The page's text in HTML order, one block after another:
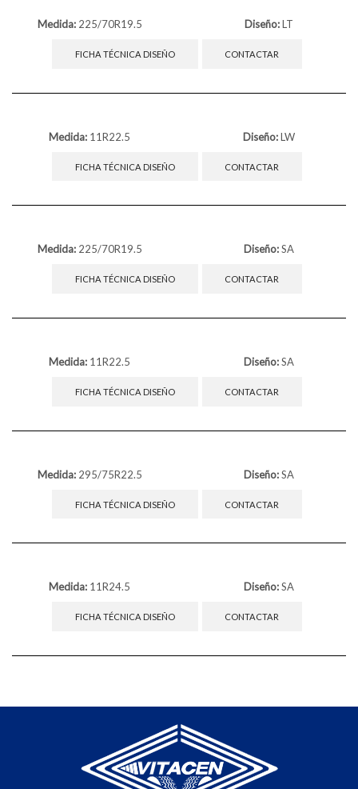
Medida: 225/70R19.5 Diseño:LT
FICHA TÉCNICA DISEÑO CONTACTAR
Medida: 11R22.5 Diseño:LW
FICHA TÉCNICA DISEÑO CONTACTAR
Medida: 225/70R19.5 Diseño:SA
FICHA TÉCNICA DISEÑO CONTACTAR
Medida: 11R22.5 Diseño:SA
FICHA TÉCNICA DISEÑO CONTACTAR
Medida: 295/75R22.5 Diseño:SA
FICHA TÉCNICA DISEÑO CONTACTAR
Medida: 11R24.5 Diseño:SA
FICHA TÉCNICA DISEÑO CONTACTAR